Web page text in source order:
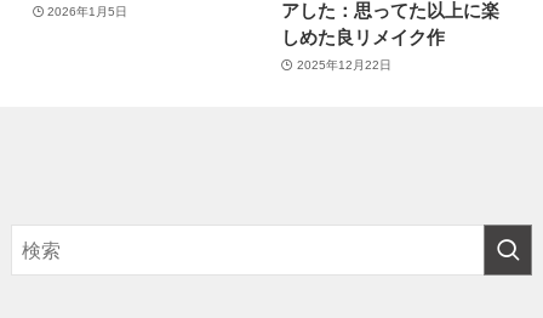
2026年1月5日
アした：思ってた以上に楽
しめた良リメイク作
2025年12月22日